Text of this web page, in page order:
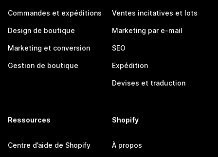
Commandes et expéditions
Design de boutique
Marketing et conversion
Gestion de boutique
Ventes incitatives et lots
Marketing par e-mail
SEO
Expédition
Devises et traduction
Ressources
Centre d’aide de Shopify
Shopify
À propos